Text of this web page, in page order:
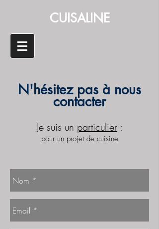
CUISALINE
N'hésitez pas à nous
contacter
Je suis un particulier:
pour un projet de cuisine